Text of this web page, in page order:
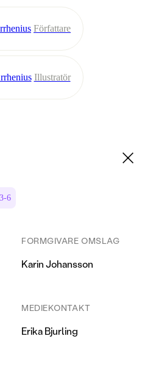
Författare
Illustratör
3-6
FORMGIVARE OMSLAG
Karin Johansson
MEDIEKONTAKT
Erika Bjurling